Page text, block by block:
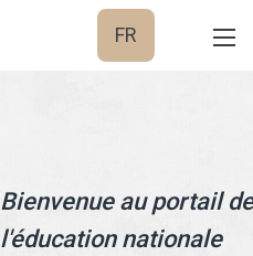
FR
Bienvenue au portail de
l'éducation nationale